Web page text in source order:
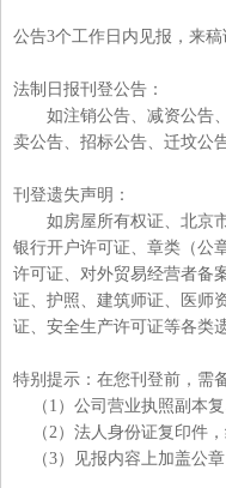
公告3个工作日内见报，来
法制日报刊登公告：
如注销公告、减资公告、
卖公告、招标公告、迁坟公
刊登遗失声明：
如房屋所有权证、北京市
银行开户许可证、章类（公
许可证、对外贸易经营者备
证、护照、建筑师证、医师
证、安全生产许可证等各类
特别提示：在您刊登前，需
（1）公司营业执照副本
（2）法人身份证复印件
（3）见报内容上加盖公